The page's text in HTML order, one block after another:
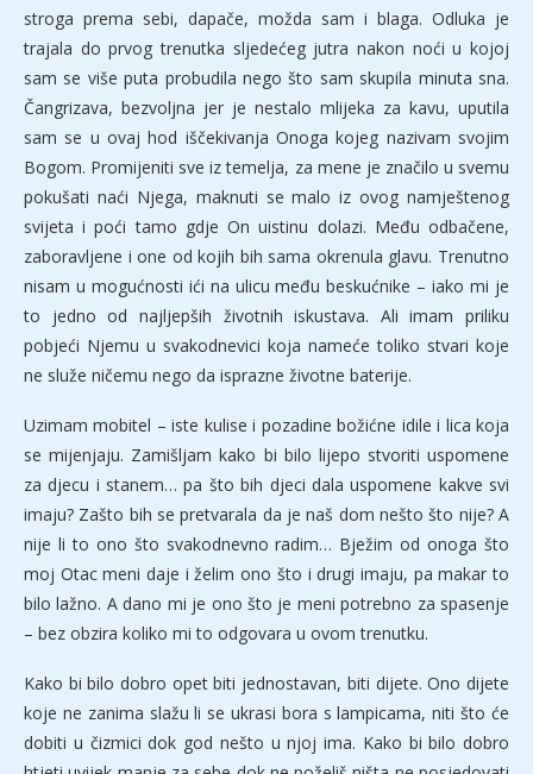
stroga prema sebi, dapače, možda sam i blaga. Odluka je
trajala do prvog trenutka sljedećeg jutra nakon noći u kojoj
sam se više puta probudila nego što sam skupila minuta sna.
Čangrizava, bezvoljna jer je nestalo mlijeka za kavu, uputila
sam se u ovaj hod iščekivanja Onoga kojeg nazivam svojim
Bogom. Promijeniti sve iz temelja, za mene je značilo u svemu
pokušati naći Njega, maknuti se malo iz ovog namještenog
svijeta i poći tamo gdje On uistinu dolazi. Među odbačene,
zaboravljene i one od kojih bih sama okrenula glavu. Trenutno
nisam u mogućnosti ići na ulicu među beskućnike – iako mi je
to jedno od najljepših životnih iskustava. Ali imam priliku
pobjeći Njemu u svakodnevici koja nameće toliko stvari koje
ne služe ničemu nego da isprazne životne baterije.
Uzimam mobitel – iste kulise i pozadine božićne idile i lica koja
se mijenjaju. Zamišljam kako bi bilo lijepo stvoriti uspomene
za djecu i stanem… pa što bih djeci dala uspomene kakve svi
imaju? Zašto bih se pretvarala da je naš dom nešto što nije? A
nije li to ono što svakodnevno radim… Bježim od onoga što
moj Otac meni daje i želim ono što i drugi imaju, pa makar to
bilo lažno. A dano mi je ono što je meni potrebno za spasenje
– bez obzira koliko mi to odgovara u ovom trenutku.
Kako bi bilo dobro opet biti jednostavan, biti dijete. Ono dijete
koje ne zanima slažu li se ukrasi bora s lampicama, niti što će
dobiti u čizmici dok god nešto u njoj ima. Kako bi bilo dobro